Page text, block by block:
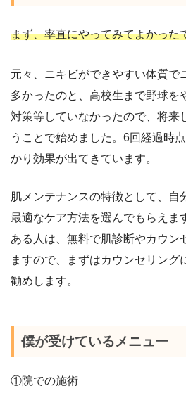
まず、率直にやってみてよかった
元々、ニキビができやすい体質で
多かったのと、高校生まで野球を
対策等していなかったので、将来
うことで始めました。6回経過時
かり効果が出てきています。
肌メンテナンスの特徴として、自
最適なケア方法を選んでもらえま
ある人は、無料で肌診断やカウン
ますので、まずはカウンセリング
勧めします。
僕が受けているメニュー
①院での施術